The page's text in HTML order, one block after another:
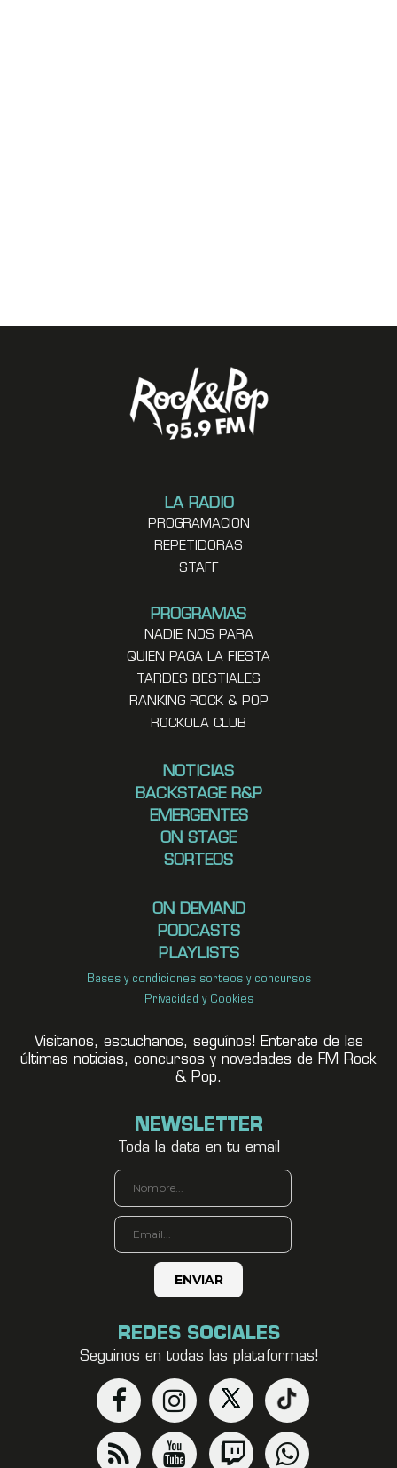
LA RADIO
PROGRAMACION
REPETIDORAS
STAFF
PROGRAMAS
NADIE NOS PARA
QUIEN PAGA LA FIESTA
TARDES BESTIALES
RANKING ROCK & POP
ROCKOLA CLUB
NOTICIAS
BACKSTAGE R&P
EMERGENTES
ON STAGE
SORTEOS
ON DEMAND
PODCASTS
PLAYLISTS
Bases y condiciones sorteos y concursos
Privacidad y Cookies
Visitanos, escuchanos, seguínos! Enterate de las
últimas noticias, concursos y novedades de FM Rock
& Pop.
NEWSLETTER
Toda la data en tu email
REDES SOCIALES
Seguinos en todas las plataformas!